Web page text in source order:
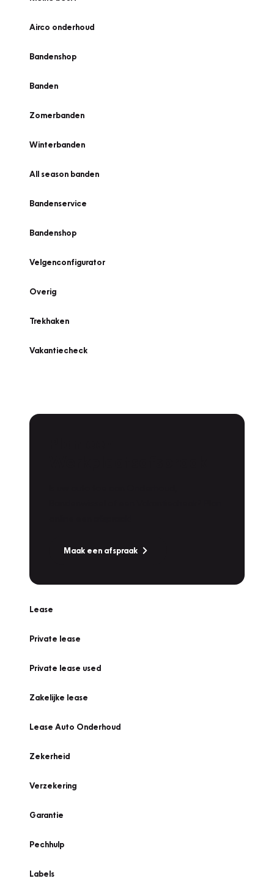
Airco onderhoud
Bandenshop
Banden
Zomerbanden
Winterbanden
All season banden
Bandenservice
Bandenshop
Velgenconfigurator
Overig
Trekhaken
Vakantiecheck
Maak een afspraak
Lease
Private lease
Private lease used
Zakelijke lease
Lease Auto Onderhoud
Zekerheid
Verzekering
Garantie
Pechhulp
Labels